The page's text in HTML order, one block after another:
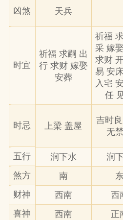
凶煞 天兵
时宜
祈福 求嗣 出
行 求财 嫁娶
安葬
祈福
采 嫁
求财
易 安
入宅
任
时忌 上梁 盖屋
吉时
无
五行 涧下水 涧
煞方
南
财神
西南 西
喜神
西南 正